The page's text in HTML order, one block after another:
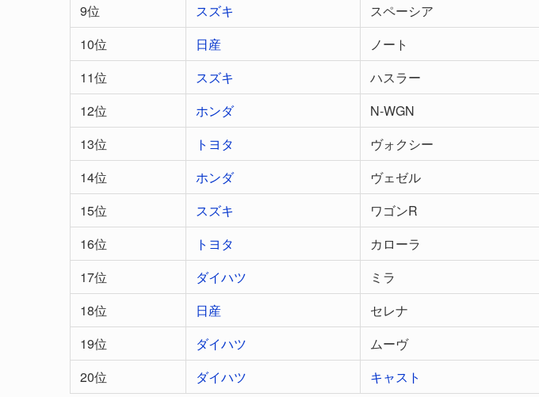
9位
スズキ スペーシア
10位
日産 ノート
11位
スズキ ハスラー
12位
ホンダ N-WGN
13位
トヨタ ヴォクシー
14位
ホンダ ヴェゼル
15位
スズキ ワゴンR
16位
トヨタ カローラ
17位
ダイハツ ミラ
18位
日産 セレナ
19位
ダイハツ ムーヴ
20位
ダイハツ キャスト